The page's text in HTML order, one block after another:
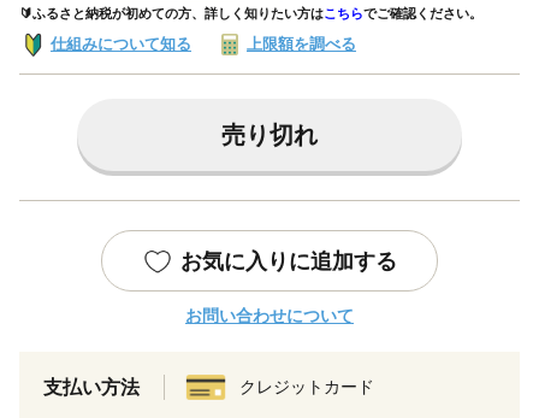
🔰ふるさと納税が初めての方、詳しく知りたい方はこちらでご確認ください。
仕組みについて知る 上限額を調べる
売り切れ
お気に入りに追加する
お問い合わせについて
支払い方法 クレジットカード